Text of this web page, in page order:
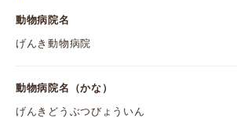
動物病院名
げんき動物病院
動物病院名（かな）
げんきどうぶつびょういん